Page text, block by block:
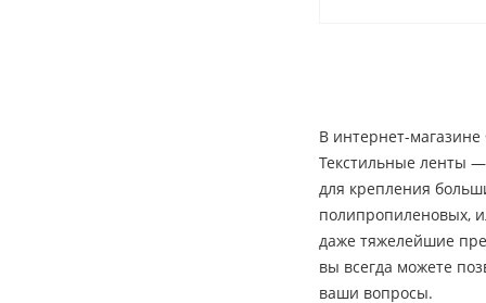
В интернет-
Текстильные ленты
для крепления
полипропиленовых,
даже тяжелейшие
вы всегда можете
ваши вопросы.